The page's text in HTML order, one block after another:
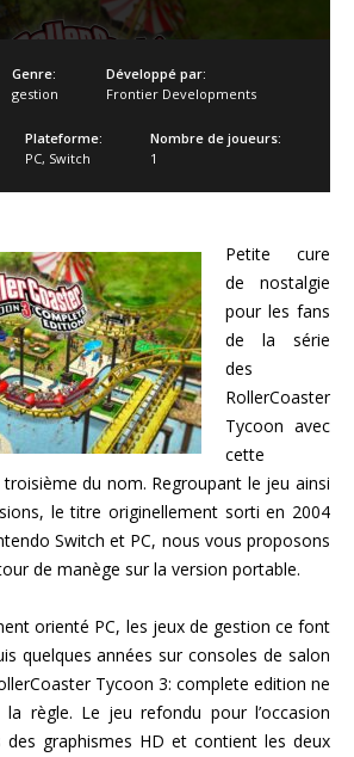
Genre:
gestion
Développé par:
Frontier Developments
Plateforme:
PC, Switch
Nombre de joueurs:
1
Petite cure
de nostalgie
pour les fans
de la série
des
RollerCoaster
Tycoon avec
cette
du nom. Regroupant le jeu ainsi
le titre originellement sorti en 2004
Switch et PC, nous vous proposons
de manège sur la version portable.
orienté PC, les jeux de gestion ce font
quelques années sur consoles de salon
Tycoon 3: complete edition ne
règle. Le jeu refondu pour l’occasion
des graphismes HD et contient les deux